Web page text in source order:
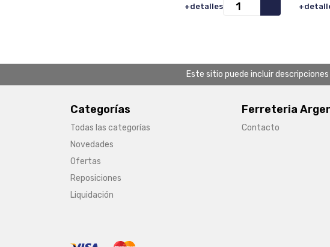
+detalles
Este sitio puede incluir
Categorías
Todas las categorías
Novedades
Ofertas
Reposiciones
Liquidación
Ferreteria
Contacto